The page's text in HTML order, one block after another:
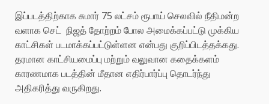
இப்படத்திற்காக சுமார் 75 லட்சம் ரூபாய் செலவில் நீதிமன்ற
வளாக செட் நிஜத் தோற்றம் போல அமைக்கப்பட்டு முக்கிய
காட்சிகள் படமாக்கப்பட்டுள்ளன என்பது குறிப்பிடத்தக்கது.
தரமான காட்சியமைப்பு மற்றும் வலுவான கதைக்களம்
காரணமாக படத்தின் மீதான எதிர்பார்ப்பு தொடர்ந்து
அதிகரித்து வருகிறது.